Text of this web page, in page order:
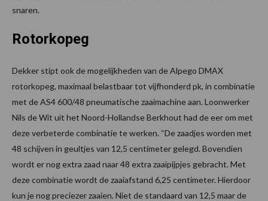
snaren.
Rotorkopeg
Dekker stipt ook de mogelijkheden van de Alpego DMAX
rotorkopeg, maximaal belastbaar tot vijfhonderd pk, in combinatie
met de AS4 600/48 pneumatische zaaimachine aan. Loonwerker
Nils de Wit uit het Noord-Hollandse Berkhout had de eer om met
deze verbeterde combinatie te werken. “De zaadjes worden met
48 schijven in geultjes van 12,5 centimeter gelegd. Bovendien
wordt er nog extra zaad naar 48 extra zaaipijpjes gebracht. Met
deze combinatie wordt de zaaiafstand 6,25 centimeter. Hierdoor
kun je nog preciezer zaaien. Niet de standaard van 12,5 maar de